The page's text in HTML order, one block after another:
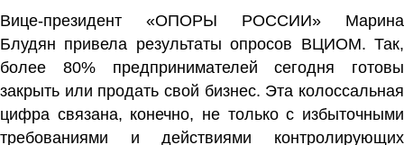
Вице-президент «ОПОРЫ РОССИИ» Марина
Блудян привела результаты опросов ВЦИОМ. Так,
более 80% предпринимателей сегодня готовы
закрыть или продать свой бизнес. Эта колоссальная
цифра связана, конечно, не только с избыточными
требованиями и действиями контролирующих